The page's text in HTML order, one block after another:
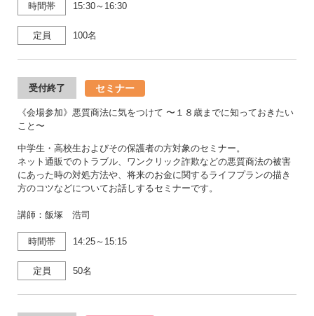
時間帯 15:30～16:30
定員 100名
受付終了 セミナー
《会場参加》悪質商法に気をつけて 〜１８歳までに知っておきたい
こと〜
中学生・高校生およびその保護者の方対象のセミナー。
ネット通販でのトラブル、ワンクリック詐欺などの悪質商法の被害
にあった時の対処方法や、将来のお金に関するライフプランの描き
方のコツなどについてお話しするセミナーです。
講師：飯塚 浩司
時間帯 14:25～15:15
定員 50名